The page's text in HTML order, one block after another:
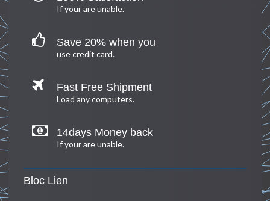
If your are unable.
Save 20% when you
use credit card.
Fast Free Shipment
Load any computers.
14days Money back
If your are unable.
Bloc Lien